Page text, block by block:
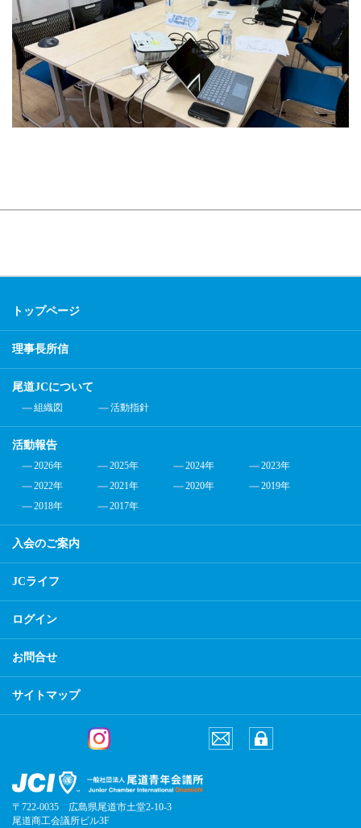
トップページ
理事長所信
尾道JCについて
組織図 活動指針
活動報告
2026年 2025年 2024年
2023年
2022年
2021年 2020年
2019年
2018年
2017年
入会のご案内
JCライフ
ログイン
お問合せ
サイトマップ
〒722-0035 広島県尾道市土堂2-10-3
尾道商工会議所ビル3F